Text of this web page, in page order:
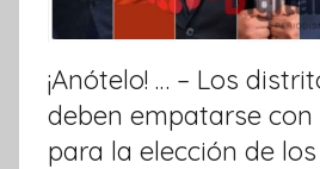
¡Anótelo! … – Los
deben empatarse con
para la elección de